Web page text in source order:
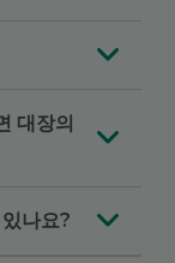
대장의
나요?